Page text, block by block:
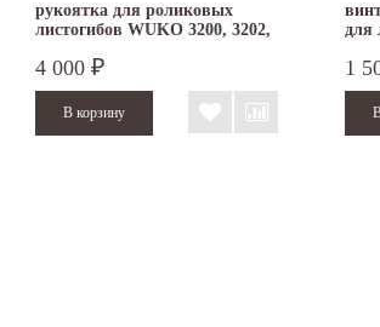
рукоятка для роликовых
листогибов WUKO 3200, 3202,
7350
4 000 ₽
для
1